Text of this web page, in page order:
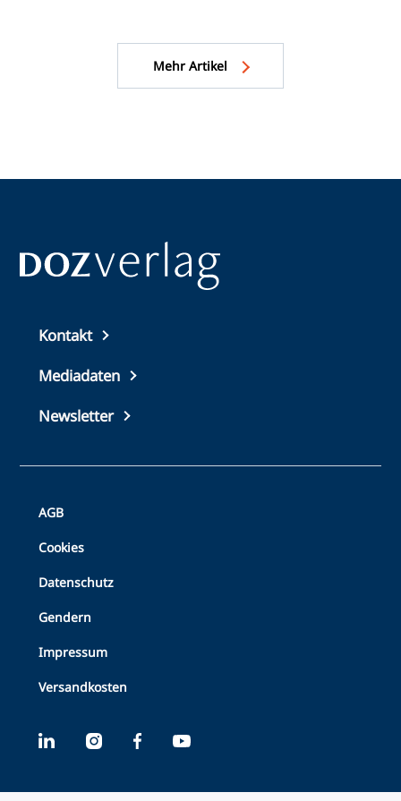
Mehr Artikel
Top
footer
Kontakt
Mediadaten
Newsletter
Bottom
Footer
AGB
Cookies
Datenschutz
Gendern
Impressum
Versandkosten